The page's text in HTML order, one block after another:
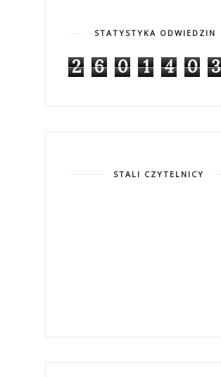
STATYSTYKA ODWIEDZIN
2 6 0 1 4 0 3
STALI CZYTELNICY